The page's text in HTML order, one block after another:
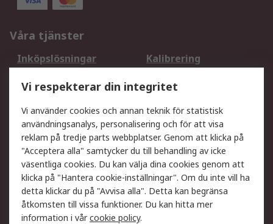
Våra tjänster
Inköpslösningar
Kalibrering
DesignSpark
Teknisk Support
Ditt lokala säljteam
Exportlösningar
Support
Få hjälp
Retur av varor
Leverans
Spåra din order
Begär en fakturakopi
Fördelar med RS-konto
Betalningsalternativ
Vi respekterar din integritet
Vi använder cookies och annan teknik för statistisk
användningsanalys, personalisering och för att visa
reklam på tredje parts webbplatser. Genom att klicka på
"Acceptera alla" samtycker du till behandling av icke
väsentliga cookies. Du kan välja dina cookies genom att
klicka på "Hantera cookie-inställningar". Om du inte vill ha
detta klickar du på "Avvisa alla". Detta kan begränsa
åtkomsten till vissa funktioner. Du kan hitta mer
information i vårcookie policy.